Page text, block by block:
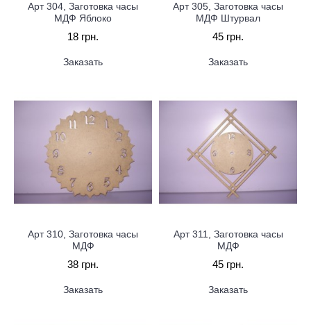
Арт 304, Заготовка часы
МДФ Яблоко
18 грн.
Заказать
Арт 305, Заготовка часы
МДФ Штурвал
45 грн.
Заказать
Арт 310, Заготовка часы
МДФ
38 грн.
Заказать
Арт 311, Заготовка часы
МДФ
45 грн.
Заказать